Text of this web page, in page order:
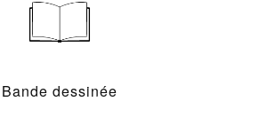
Bande dessinée